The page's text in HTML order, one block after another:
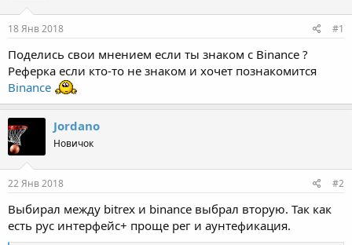
м
а
а
18 Янв 2018 #1
Поделись свои мнением если ты знаком с Binance ?
Реферка если кто-то не знаком и хочет познакомится
Binance
Jordano
Новичок
22 Янв 2018 #2
Выбирал между bitrex и binance выбрал вторую. Так как
есть рус интерфейс+ проще рег и аунтефикация.